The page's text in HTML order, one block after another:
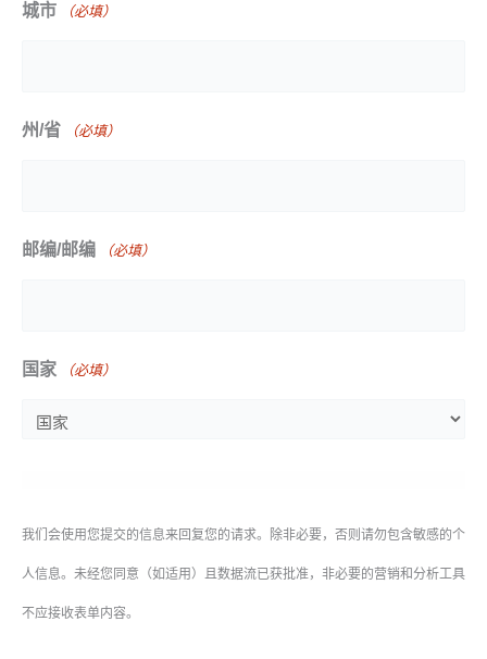
城市 （必填）
州/省 （必填）
邮编/邮编 （必填）
国家 （必填）
我们会使用您提交的信息来回复您的请求。除非必要，否则请勿包含敏感的个
人信息。未经您同意（如适用）且数据流已获批准，非必要的营销和分析工具
不应接收表单内容。